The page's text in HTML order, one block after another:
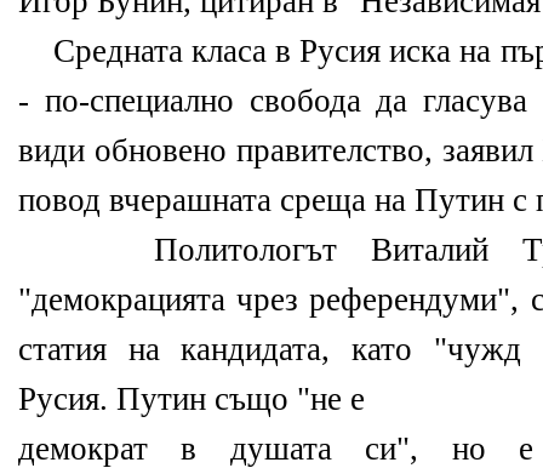
Средната класа в Русия иска на
- по-специално свобода да
види обновено правителство,
повод вчерашната среща на Путин с
Политологът Виталий
"демокрацията чрез референдуми",
статия на кандидата, като
Русия. Путин също "не е
демократ в душата си", но е